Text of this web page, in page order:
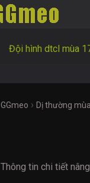
Đội hình dtcl mùa
GGmeo › Dị thường
Thông tin chi tiết